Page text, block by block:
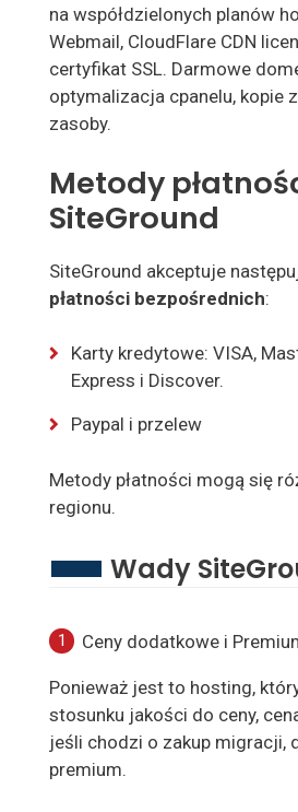
na współdzielonych planów
Webmail, CloudFlare CDN
certyfikat SSL. Darmowe
optymalizacja cpanelu, kopie
zasoby.
Metody
SiteGround
SiteGround akceptuje
płatności bezpośrednich:
Karty kredytowe: VISA,
Express i Discover.
Paypal i przelew
Metody płatności mogą się
regionu.
Wady
Ceny dodatkowe i
Ponieważ jest to hosting,
stosunku jakości do ceny,
jeśli chodzi o zakup migracji,
premium.